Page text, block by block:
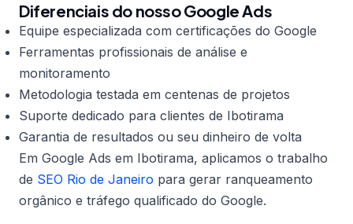
Diferenciais do nosso Google Ads
Equipe especializada com certificações do Google
Ferramentas profissionais de análise e
monitoramento
Metodologia testada em centenas de projetos
Suporte dedicado para clientes de Ibotirama
Garantia de resultados ou seu dinheiro de volta
Em Google Ads em Ibotirama, aplicamos o trabalho
de SEO Rio de Janeiro para gerar ranqueamento
orgânico e tráfego qualificado do Google.